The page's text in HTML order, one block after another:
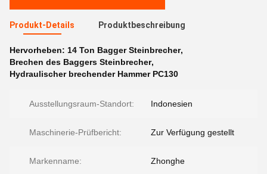
Produkt-Details Produktbeschreibung
Hervorheben: 14 Ton Bagger Steinbrecher,
Brechen des Baggers Steinbrecher,
Hydraulischer brechender Hammer PC130
Ausstellungsraum-Standort: Indonesien
Maschinerie-Prüfbericht: Zur Verfügung gestellt
Markenname: Zhonghe